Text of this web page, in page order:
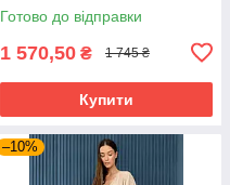
Готово до відправки
1 570,50 ₴ 1 745 ₴
Купити
–10%